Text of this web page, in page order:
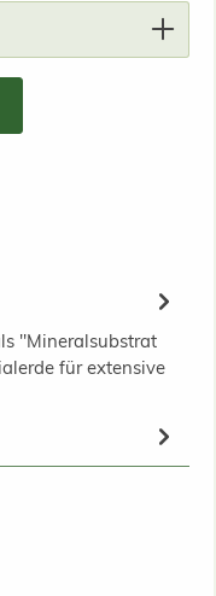
Wert ein
"Mineralsubstrat
für extensive